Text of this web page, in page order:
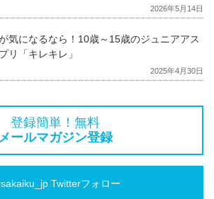
2026年5月14日
気になるなら！10歳～15歳のジュニアアス
リ「キレキレ」
2025年4月30日
登録簡単！無料
メールマガジン登録
Twitterフォロー